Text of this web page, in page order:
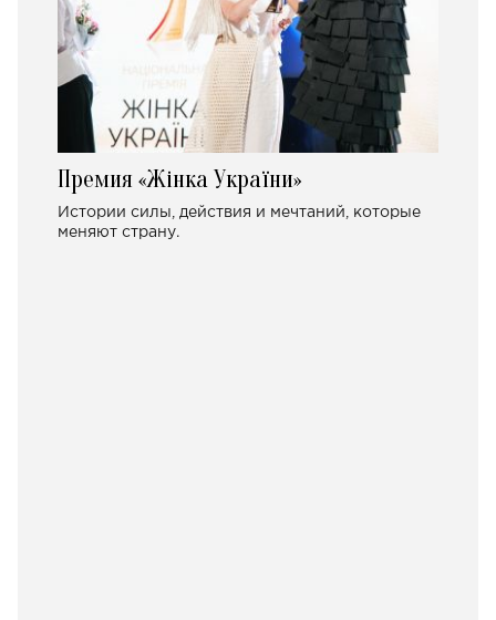
Премия «Жінка України»
Истории силы, действия и мечтаний, которые
меняют страну.